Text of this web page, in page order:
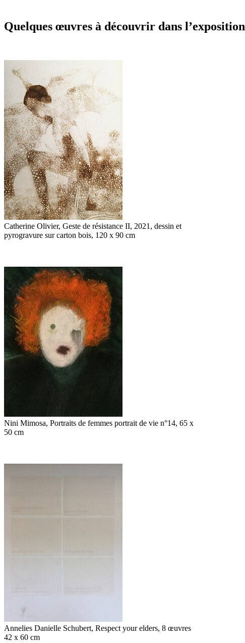
Quelques œuvres à découvrir dans l’exposition
Catherine Olivier, Geste de résistance II, 2021, dessin et
pyrogravure sur carton bois, 120 x 90 cm
Nini Mimosa, Portraits de femmes portrait de vie n°14, 65 x
50 cm
Annelies Danielle Schubert, Respect your elders, 8 œuvres
42 x 60 cm